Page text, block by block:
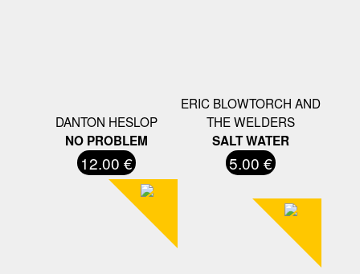
DANTON HESLOP
NO PROBLEM
12.00 €
ERIC BLOWTORCH AND
THE WELDERS
SALT WATER
5.00 €